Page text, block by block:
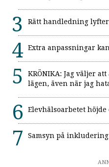
Rätt handledning
Extra anpassningar
KRÖNIKA: Jag väljer
lägen, även när jag
Elevhälsoarbetet höjde
Samsyn på inkludering